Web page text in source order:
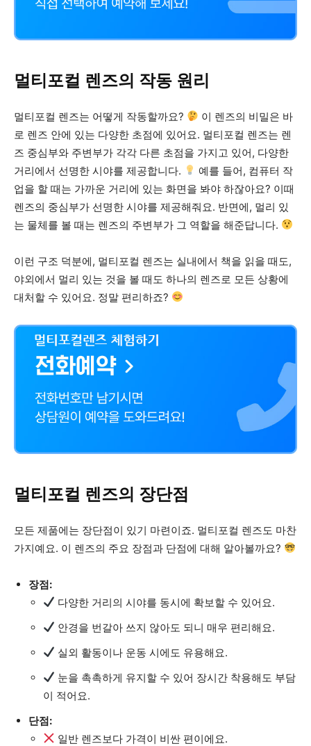
멀티포컬 렌즈의 작동 원리
멀티포컬 렌즈는 어떻게 작동할까요?
이 렌즈의 비밀은 바
로 렌즈 안에 있는 다양한 초점에 있어요. 멀티포컬 렌즈는 렌
즈 중심부와 주변부가 각각 다른 초점을 가지고 있어, 다양한
거리에서 선명한 시야를 제공합니다.
예를 들어, 컴퓨터 작
업을 할 때는 가까운 거리에 있는 화면을 봐야 하잖아요? 이때
렌즈의 중심부가 선명한 시야를 제공해줘요. 반면에, 멀리 있
는 물체를 볼 때는 렌즈의 주변부가 그 역할을 해준답니다.
이런 구조 덕분에, 멀티포컬 렌즈는 실내에서 책을 읽을 때도,
야외에서 멀리 있는 것을 볼 때도 하나의 렌즈로 모든 상황에
대처할 수 있어요. 정말 편리하죠?
멀티포컬 렌즈의 장단점
모든 제품에는 장단점이 있기 마련이죠. 멀티포컬 렌즈도 마찬
가지예요. 이 렌즈의 주요 장점과 단점에 대해 알아볼까요?
장점:
다양한 거리의 시야를 동시에 확보할 수 있어요.
안경을 번갈아 쓰지 않아도 되니 매우 편리해요.
실외 활동이나 운동 시에도 유용해요.
눈을 촉촉하게 유지할 수 있어 장시간 착용해도 부담
이 적어요.
단점:
일반 렌즈보다 가격이 비싼 편이에요.